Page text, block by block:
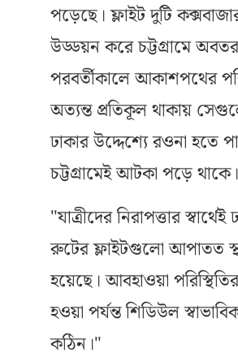
পড়েছে। ফ্লাইট দুটি
উড্ডয়ন করে চট্টগ্রামে
পরবর্তীকালে আকাশপথের
অত্যন্ত প্রতিকূল থাকায়
ঢাকার উদ্দেশ্যে রওনা হতে
চট্টগ্রামেই আটকা পড়ে থাকে।
"যাত্রীদের নিরাপত্তার স্বার্থেই
রুটের ফ্লাইটগুলো আপাতত
হয়েছে। আবহাওয়া
হওয়া পর্যন্ত শিডিউল
কঠিন।"